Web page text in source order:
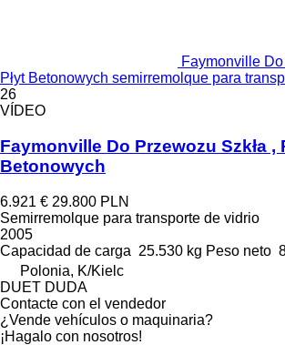
Faymonville
Płyt Betonowych semirremolque para
26
VÍDEO
Faymonville Do Przewozu Szkła ,
Betonowych
6.921 € 29.800 PLN
Semirremolque para transporte de vidrio
2005
Capacidad de carga 25.530 kg Peso neto
Polonia, K/Kielc
DUET DUDA
Contacte con el vendedor
¿Vende vehículos o maquinaria?
¡Hagalo con nosotros!